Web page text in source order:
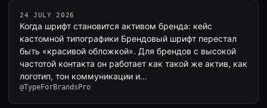
24 JULY 2026
Когда шрифт становится активом бренда: кейс
кастомной типографики Брендовый шрифт перестал
быть «красивой обложкой». Для брендов с высокой
частотой контакта он работает как такой же актив, как
логотип, тон коммуникации и…
@TypeForBrandsPro